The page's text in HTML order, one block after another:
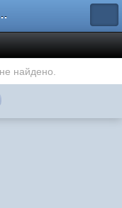
интернет-магазинов
найдено.